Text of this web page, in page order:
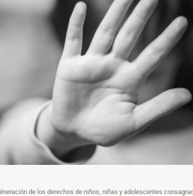
de los derechos de niños, niñas y adolescentes